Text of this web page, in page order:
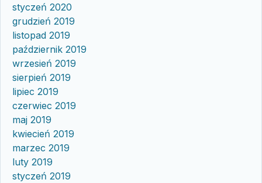
styczeń 2020
grudzień 2019
listopad 2019
październik 2019
wrzesień 2019
sierpień 2019
lipiec 2019
czerwiec 2019
maj 2019
kwiecień 2019
marzec 2019
luty 2019
styczeń 2019